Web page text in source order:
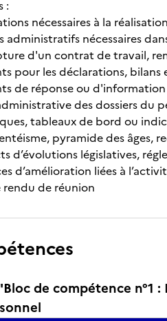
:
nécessaires à la
administratifs nécessaires
d'un contrat de travail,
pour les déclarations,
de réponse ou
des dossiers du
tableaux de bord ou
pyramide des âges,
d’évolutions législatives,
d’amélioration liées à
rendu de réunion
"Bloc de compétence